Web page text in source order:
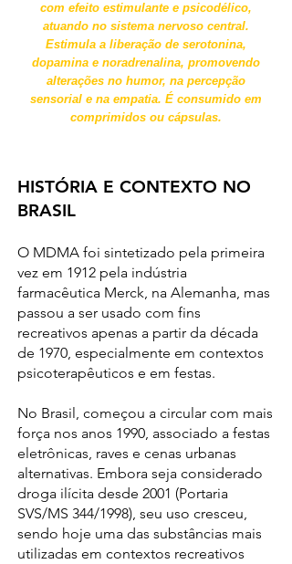
com efeito estimulante e psicodélico,
atuando no sistema nervoso central.
Estimula a liberação de serotonina,
dopamina e noradrenalina, promovendo
alterações no humor, na percepção
sensorial e na empatia. É consumido em
comprimidos ou cápsulas.
HISTÓRIA E CONTEXTO NO
BRASIL
O MDMA foi sintetizado pela primeira
vez em 1912 pela indústria
farmacêutica Merck, na Alemanha, mas
passou a ser usado com fins
recreativos apenas a partir da década
de 1970, especialmente em contextos
psicoterapêuticos e em festas.
No Brasil, começou a circular com mais
força nos anos 1990, associado a festas
eletrônicas, raves e cenas urbanas
alternativas. Embora seja considerado
droga ilícita desde 2001 (Portaria
SVS/MS 344/1998), seu uso cresceu,
sendo hoje uma das substâncias mais
utilizadas em contextos recreativos